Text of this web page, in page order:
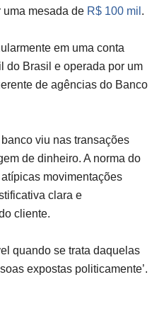
uma mesada de R$ 100 mil .
em uma conta
do Brasil e operada por um
de agências do Banco
viu nas transações
de dinheiro. A norma do
movimentações
clara e
cliente.
quando se trata daquelas
expostas politicamente’.